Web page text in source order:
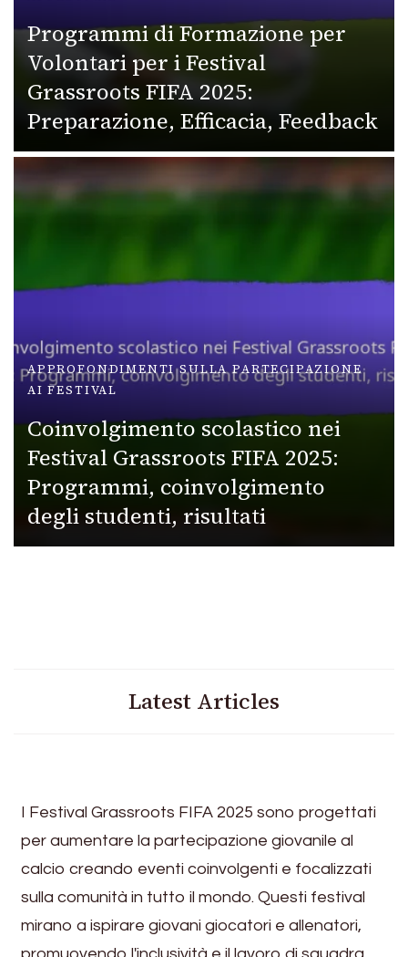
Programmi di Formazione per
Volontari per i Festival
Grassroots FIFA 2025:
Preparazione, Efficacia, Feedback
APPROFONDIMENTI SULLA PARTECIPAZIONE
AI FESTIVAL
Coinvolgimento scolastico nei
Festival Grassroots FIFA 2025:
Programmi, coinvolgimento
degli studenti, risultati
Latest Articles
I Festival Grassroots FIFA 2025 sono progettati
per aumentare la partecipazione giovanile al
calcio creando eventi coinvolgenti e focalizzati
sulla comunità in tutto il mondo. Questi festival
mirano a ispirare giovani giocatori e allenatori,